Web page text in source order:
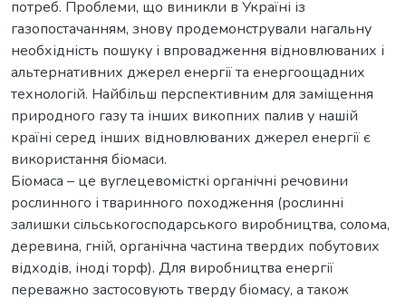
потреб. Проблеми, що виникли в Україні із
газопостачанням, знову продемонстрували нагальну
необхідність пошуку і впровадження відновлюваних і
альтернативних джерел енергії та енергоощадних
технологій. Найбільш перспективним для заміщення
природного газу та інших викопних палив у нашій
країні серед інших відновлюваних джерел енергії є
використання біомаси.
Біомаса – це вуглецевомісткі органічні речовини
рослинного і тваринного походження (рослинні
залишки сільськогосподарського виробництва, солома,
деревина, гній, органічна частина твердих побутових
відходів, іноді торф). Для виробництва енергії
переважно застосовують тверду біомасу, а також